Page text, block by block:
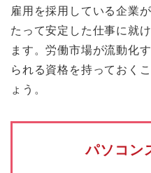
雇用を採用している企業
たって安定した仕事に就
ます。労働市場が流動化
られる資格を持っておく
ょう。
パソコン